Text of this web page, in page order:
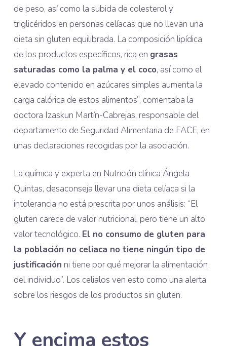
de peso, así como la subida de colesterol y
triglicéridos en personas celíacas que no llevan una
dieta sin gluten equilibrada. La composición lipídica
de los productos específicos, rica en grasas
saturadas como la palma y el coco, así como el
elevado contenido en azúcares simples aumenta la
carga calórica de estos alimentos”, comentaba la
doctora Izaskun Martín-Cabrejas, responsable del
departamento de Seguridad Alimentaria de FACE, en
unas declaraciones recogidas por la asociación.
La química y experta en Nutrición clínica Ángela
Quintas, desaconseja llevar una dieta celíaca si la
intolerancia no está prescrita por unos análisis: “El
gluten carece de valor nutricional, pero tiene un alto
valor tecnológico. El no consumo de gluten para
la población no celiaca no tiene ningún tipo de
justificación ni tiene por qué mejorar la alimentación
del individuo”. Los celialos ven esto como una alerta
sobre los riesgos de los productos sin gluten.
Y encima estos